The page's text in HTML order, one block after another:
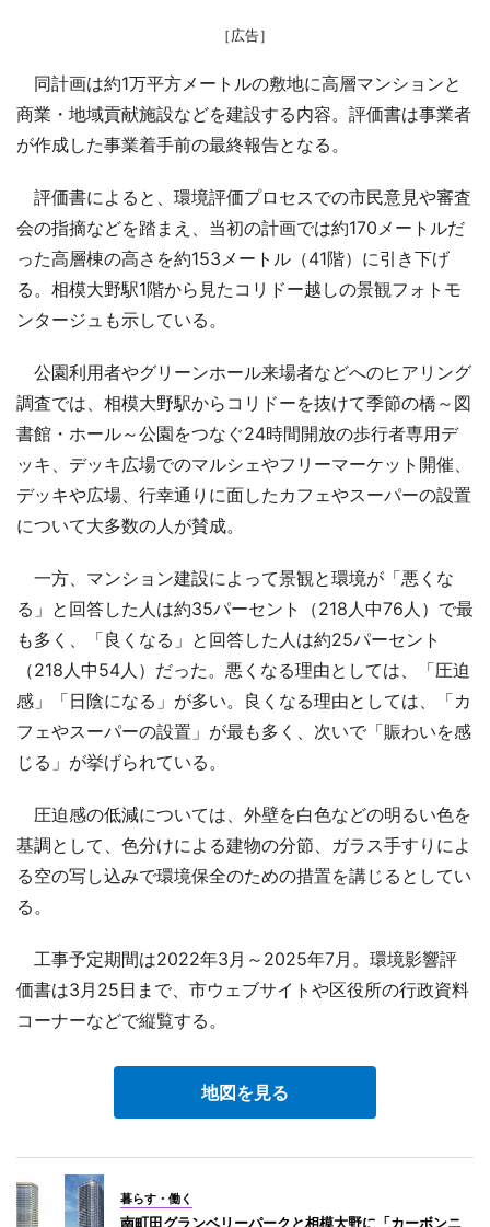
［広告］
同計画は約1万平方メートルの敷地に高層マンションと
商業・地域貢献施設などを建設する内容。評価書は事業者
が作成した事業着手前の最終報告となる。
評価書によると、環境評価プロセスでの市民意見や審査
会の指摘などを踏まえ、当初の計画では約170メートルだ
った高層棟の高さを約153メートル（41階）に引き下げ
る。相模大野駅1階から見たコリドー越しの景観フォトモ
ンタージュも示している。
公園利用者やグリーンホール来場者などへのヒアリング
調査では、相模大野駅からコリドーを抜けて季節の橋～図
書館・ホール～公園をつなぐ24時間開放の歩行者専用デ
ッキ、デッキ広場でのマルシェやフリーマーケット開催、
デッキや広場、行幸通りに面したカフェやスーパーの設置
について大多数の人が賛成。
一方、マンション建設によって景観と環境が「悪くな
る」と回答した人は約35パーセント（218人中76人）で最
も多く、「良くなる」と回答した人は約25パーセント
（218人中54人）だった。悪くなる理由としては、「圧迫
感」「日陰になる」が多い。良くなる理由としては、「カ
フェやスーパーの設置」が最も多く、次いで「賑わいを感
じる」が挙げられている。
圧迫感の低減については、外壁を白色などの明るい色を
基調として、色分けによる建物の分節、ガラス手すりによ
る空の写し込みで環境保全のための措置を講じるとしてい
る。
工事予定期間は2022年3月～2025年7月。環境影響評
価書は3月25日まで、市ウェブサイトや区役所の行政資料
コーナーなどで縦覧する。
地図を見る
暮らす・働く
南町田グランベリーパークと相模大野に「カーボンニ